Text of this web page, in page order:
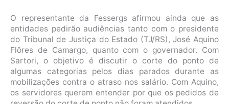
O representante da Fessergs afirmou ainda que as
entidades pedirão audiências tanto com o presidente
do Tribunal de Justiça do Estado (TJ/RS), José Aquino
Flôres de Camargo, quanto com o governador. Com
Sartori, o objetivo é discutir o corte do ponto de
algumas categorias pelos dias parados durante as
mobilizações contra o atraso nos salário. Com Aquino,
os servidores querem entender por que os pedidos de